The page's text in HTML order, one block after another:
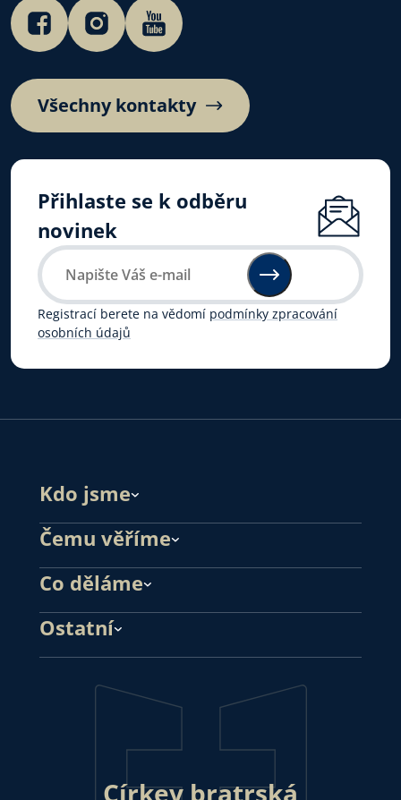
Všechny kontakty
Přihlaste se k odběru
novinek
Registrací berete na vědomí podmínky zpracování
osobních údajů
Kdo jsme
Čemu věříme
Co děláme
Ostatní
Církev bratrská